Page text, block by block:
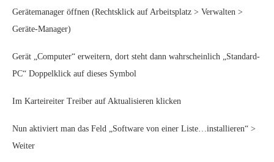
Gerätemanager öffnen (Rechtsklick auf Arbeitsplatz > Verwalten >
Geräte-Manager)
Gerät „Computer“ erweitern, dort steht dann wahrscheinlich „Standard-
PC“ Doppelklick auf dieses Symbol
Im Karteireiter Treiber auf Aktualisieren klicken
Nun aktiviert man das Feld „Software von einer Liste…installieren“ >
Weiter